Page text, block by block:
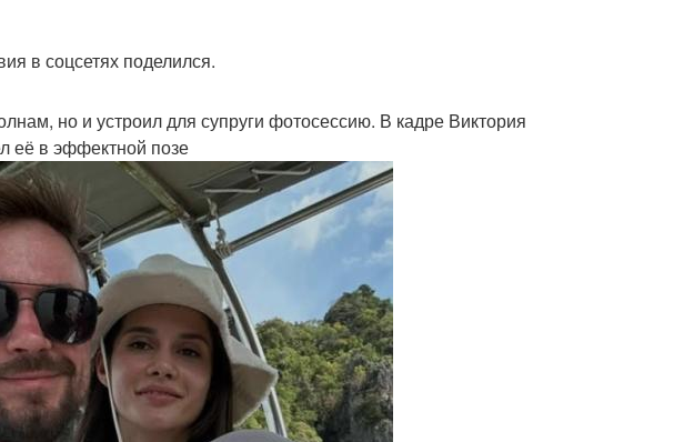
в соцсетях поделился.
но и устроил для супруги фотосессию. В кадре Виктория
её в эффектной позе